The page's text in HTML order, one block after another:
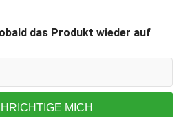
das Produkt wieder auf
MICH